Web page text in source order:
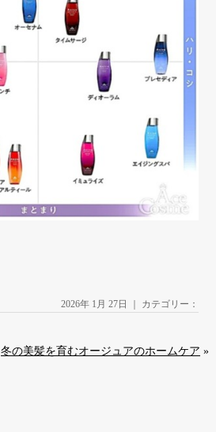
2026年 1月 27日 ｜ カテゴリー：
冬の美髪を育むオージュアのホームケア »